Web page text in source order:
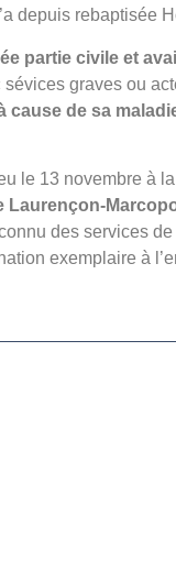
depuis rebaptisée
partie civile et
graves ou
de sa
le 13 novembre à
Laurençon-
des services
exemplaire à